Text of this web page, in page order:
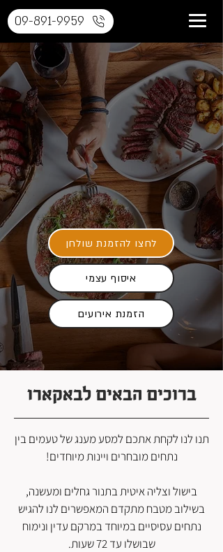
09-891-9959
לחצו להזמנת שולחן
איסוף עצמי
הזמנת אירועים
ברוכים הבאים לבאקארו
תנו לנו לקחת אתכם למסע מענג של טעמים בין
נתחים מובחרים ויינות מיוחדים!
בישול וצליה איטית בתנור גחלים ומעשנה,
בשילוב מטבח מתקדם המאפשרים לנו להגיש
נתחים עסיסיים במיוחד במרקם עדין ונימוח
שבושלו עד 72 שעות.